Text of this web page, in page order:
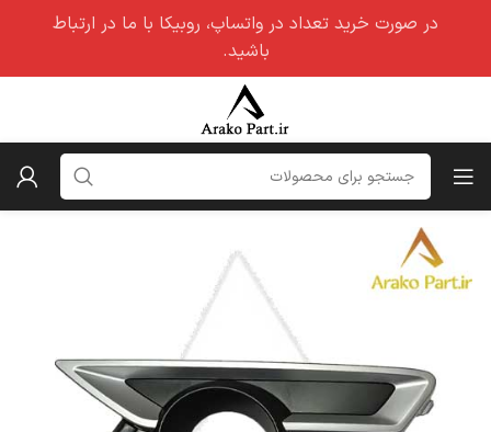
در صورت خرید تعداد در واتساپ، روبیکا با ما در ارتباط
باشید.